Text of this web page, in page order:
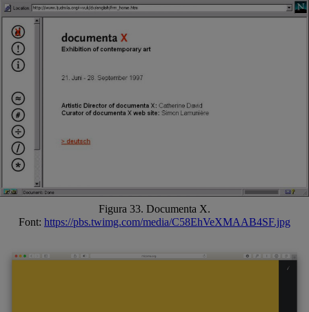
Figura 33. Documenta X.
Font: https://pbs.twimg.com/media/C58EhVeXMAAB4SF.jpg